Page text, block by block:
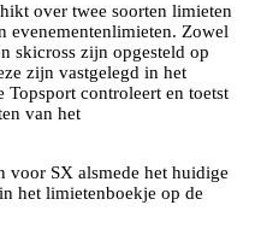
over twee soorten limieten
evenementenlimieten. Zowel
skicross zijn opgesteld op
zijn vastgelegd in het
Topsport controleert en toetst
van het
voor SX alsmede het huidige
het limietenboekje op de